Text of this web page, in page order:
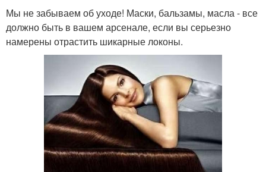
Мы не забываем об уходе! Маски, бальзамы, масла - все
должно быть в вашем арсенале, если вы серьезно
намерены отрастить шикарные локоны.